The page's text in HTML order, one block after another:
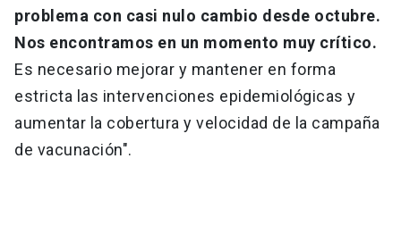
problema con casi nulo cambio desde octubre.
Nos encontramos en un momento muy crítico.
Es necesario mejorar y mantener en forma
estricta las intervenciones epidemiológicas y
aumentar la cobertura y velocidad de la campaña
de vacunación".